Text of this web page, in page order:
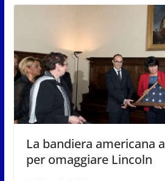
La bandiera americana
per omaggiare Lincoln